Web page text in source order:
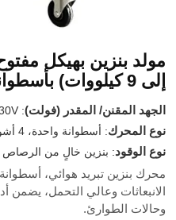
إلى 9 كيلووات) بأسطوانة واحدة
الجهد المقنن/ المقدر (فولت):
نوع المحرك: أسطوانة واحدة، 4 أشواط، تبريد هوائي
نوع الوقود: بنزين خالٍ من الرصاص
الانبعاثات وعالي التحمل، يضمن
وحالات الطوارئ.